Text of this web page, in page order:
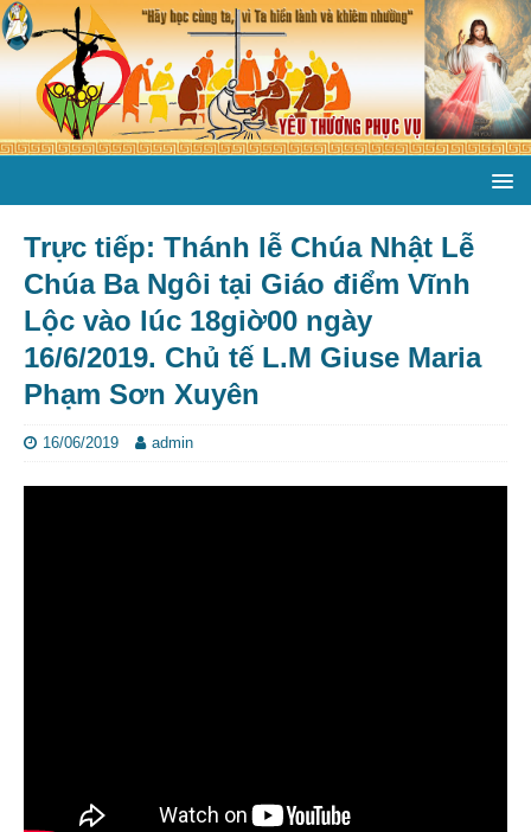
Trực tiếp: Thánh lễ Chúa Nhật Lễ
Chúa Ba Ngôi tại Giáo điểm Vĩnh
Lộc vào lúc 18giờ00 ngày
16/6/2019. Chủ tế L.M Giuse Maria
Phạm Sơn Xuyên
16/06/2019 admin